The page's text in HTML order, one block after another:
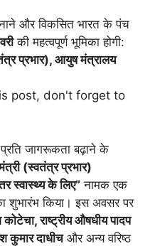
और विकसित भारत के पंच
की महत्वपूर्ण भूमिका होगी:
प्रभार), आयुष मंत्रालय
post, don't forget to
जागरूकता बढ़ाने के
(स्वतंत्र प्रभार)
स्वास्थ्य के लिए” नामक एक
शुभारंभ किया। इस अवसर पर
राष्ट्रीय औषधीय पादप
कुमार दाधीचऔर अन्य वरिष्ठ